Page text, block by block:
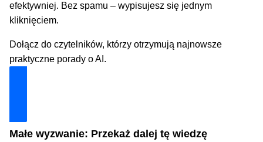
efektywniej. Bez spamu – wypisujesz się jednym
kliknięciem.
Dołącz do czytelników, którzy otrzymują najnowsze
praktyczne porady o AI.
Małe wyzwanie: Przekaż dalej tę wiedzę